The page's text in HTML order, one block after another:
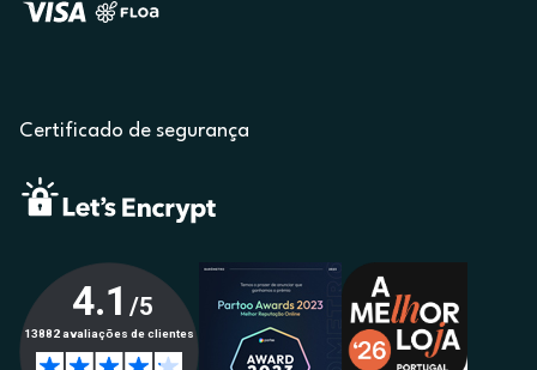
Certificado de segurança